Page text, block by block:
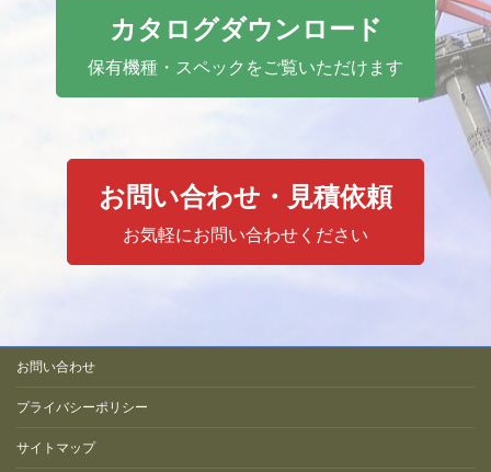
カタログダウンロード
保有機種・スペックをご覧いただけます
お問い合わせ・見積依頼
お気軽にお問い合わせください
お問い合わせ
プライバシーポリシー
サイトマップ